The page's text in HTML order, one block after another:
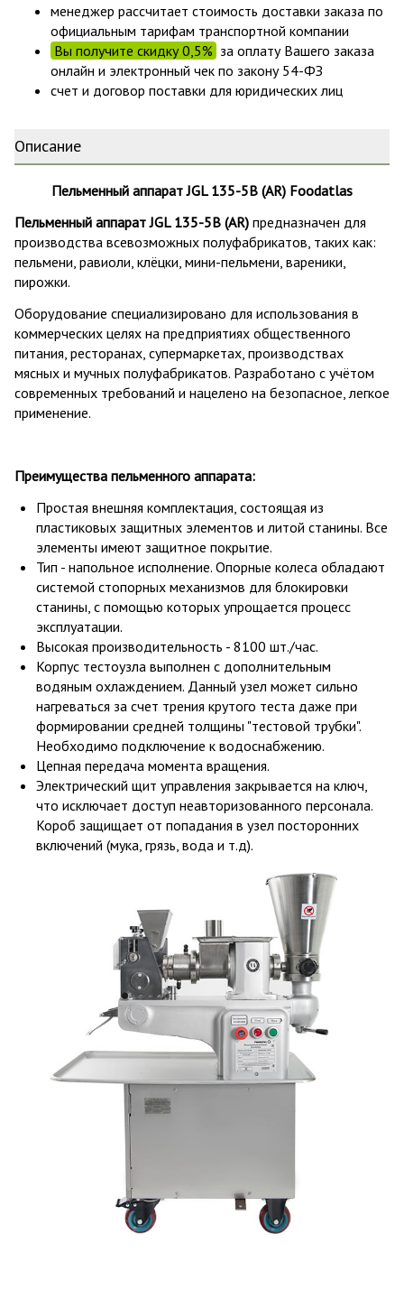
менеджер рассчитает стоимость доставки заказа по
официальным тарифам транспортной компании
Вы получите скидку 0,5% за оплату Вашего заказа
онлайн и электронный чек по закону 54-ФЗ
счет и договор поставки для юридических лиц
Описание
Пельменный аппарат JGL 135-5B (AR) Foodatlas
Пельменный аппарат JGL 135-5B (AR) предназначен для
производства всевозможных полуфабрикатов, таких как:
пельмени, равиоли, клёцки, мини-пельмени, вареники,
пирожки.
Оборудование специализировано для использования в
коммерческих целях на предприятиях общественного
питания, ресторанах, супермаркетах, производствах
мясных и мучных полуфабрикатов. Разработано с учётом
современных требований и нацелено на безопасное, легкое
применение.
Преимущества пельменного аппарата:
Простая внешняя комплектация, состоящая из
пластиковых защитных элементов и литой станины. Все
элементы имеют защитное покрытие.
Тип - напольное исполнение. Опорные колеса обладают
системой стопорных механизмов для блокировки
станины, с помощью которых упрощается процесс
эксплуатации.
Высокая производительность - 8100 шт./час.
Корпус тестоузла выполнен с дополнительным
водяным охлаждением. Данный узел может сильно
нагреваться за счет трения крутого теста даже при
формировании средней толщины "тестовой трубки".
Необходимо подключение к водоснабжению.
Цепная передача момента вращения.
Электрический щит управления закрывается на ключ,
что исключает доступ неавторизованного персонала.
Короб защищает от попадания в узел посторонних
включений (мука, грязь, вода и т.д).